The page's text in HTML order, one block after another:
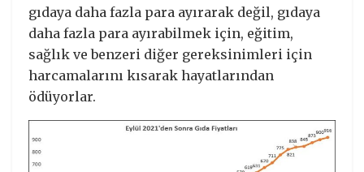
gıdaya daha fazla para ayırarak değil, gıdaya
daha fazla para ayırabilmek için, eğitim,
sağlık ve benzeri diğer gereksinimleri için
harcamalarını kısarak hayatlarından
ödüyorlar.